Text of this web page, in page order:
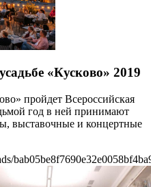
«Кусково» 2019
пройдет Всероссийская
год в ней принимают
выставочные и концертные